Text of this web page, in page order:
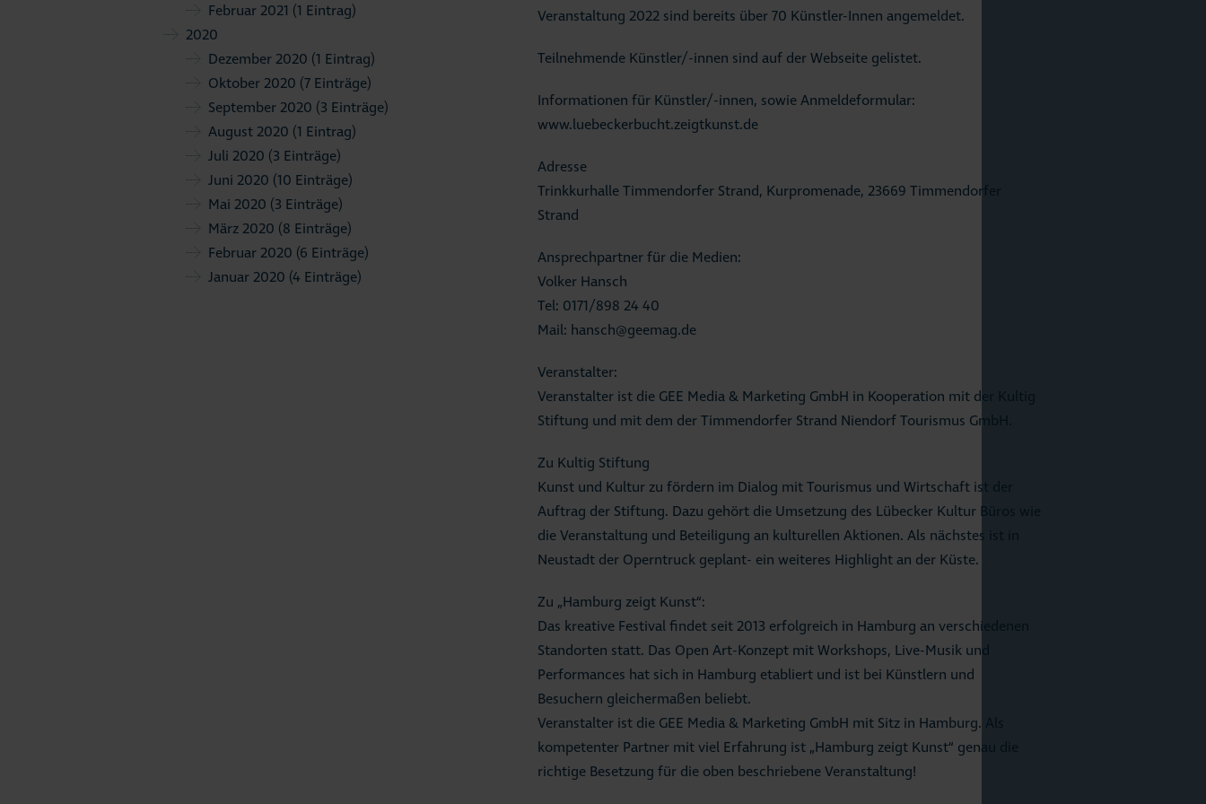
Februar 2021 (1 Eintrag)
2020
Dezember 2020 (1 Eintrag)
Oktober 2020 (7 Einträge)
September 2020 (3 Einträge)
August 2020 (1 Eintrag)
Juli 2020 (3 Einträge)
Juni 2020 (10 Einträge)
Mai 2020 (3 Einträge)
März 2020 (8 Einträge)
Februar 2020 (6 Einträge)
Januar 2020 (4 Einträge)
Veranstaltung 2022 sind bereits über 70 Künstler-Innen angemeldet.
Teilnehmende Künstler/-innen sind auf der Webseite gelistet.
Informationen für Künstler/-innen, sowie Anmeldeformular:
www.luebeckerbucht.zeigtkunst.de
Adresse
Trinkkurhalle Timmendorfer Strand, Kurpromenade, 23669 Timmendorfer
Strand
Ansprechpartner für die Medien:
Volker Hansch
Tel: 0171/898 24 40
Mail: hansch@geemag.de
Veranstalter:
Veranstalter ist die GEE Media & Marketing GmbH in Kooperation mit der Kultig
Stiftung und mit dem der Timmendorfer Strand Niendorf Tourismus GmbH.
Zu Kultig Stiftung
Kunst und Kultur zu fördern im Dialog mit Tourismus und Wirtschaft ist der
Auftrag der Stiftung. Dazu gehört die Umsetzung des Lübecker Kultur Büros wie
die Veranstaltung und Beteiligung an kulturellen Aktionen. Als nächstes ist in
Neustadt der Operntruck geplant- ein weiteres Highlight an der Küste.
Zu „Hamburg zeigt Kunst“:
Das kreative Festival findet seit 2013 erfolgreich in Hamburg an verschiedenen
Standorten statt. Das Open Art-Konzept mit Workshops, Live-Musik und
Performances hat sich in Hamburg etabliert und ist bei Künstlern und
Besuchern gleichermaßen beliebt.
Veranstalter ist die GEE Media & Marketing GmbH mit Sitz in Hamburg. Als
kompetenter Partner mit viel Erfahrung ist „Hamburg zeigt Kunst“ genau die
richtige Besetzung für die oben beschriebene Veranstaltung!